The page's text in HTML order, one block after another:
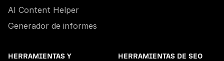
AI Content Helper
Generador de informes
HERRAMIENTAS Y
HERRAMIENTAS DE SEO